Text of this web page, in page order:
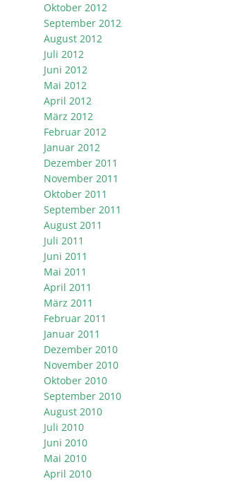
Oktober 2012
September 2012
August 2012
Juli 2012
Juni 2012
Mai 2012
April 2012
März 2012
Februar 2012
Januar 2012
Dezember 2011
November 2011
Oktober 2011
September 2011
August 2011
Juli 2011
Juni 2011
Mai 2011
April 2011
März 2011
Februar 2011
Januar 2011
Dezember 2010
November 2010
Oktober 2010
September 2010
August 2010
Juli 2010
Juni 2010
Mai 2010
April 2010